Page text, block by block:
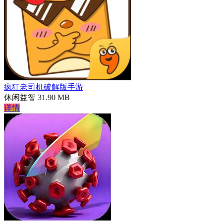
疯狂老司机破解版手游
休闲益智 31.90 MB
详情